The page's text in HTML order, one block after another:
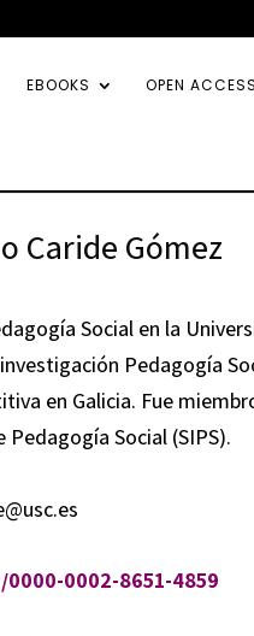
EBOOKS OPEN ACCESS
Caride Gómez
Social en la
Pedagogía
en Galicia. Fue
Pedagogía Social (SIPS).
0002-8651-4859